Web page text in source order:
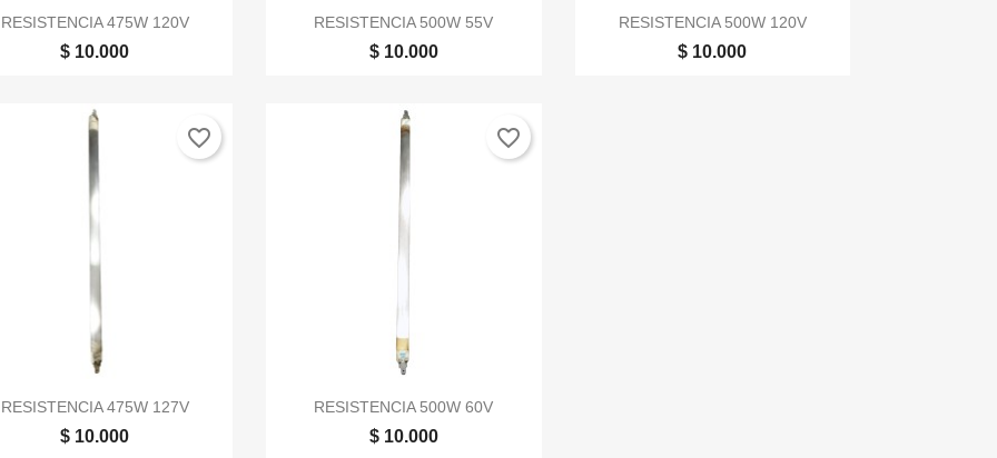
Vista rápida
RESISTENCIA 475W 120V
$ 10.000
Vista rápida
RESISTENCIA 500W 55V
$ 10.000
Vista rápida
RESISTENCIA 500W 120V
$ 10.000
Vista rápida
RESISTENCIA 475W 127V
$ 10.000
favorite_border
Vista rápida
RESISTENCIA 500W 60V
$ 10.000
favorite_border